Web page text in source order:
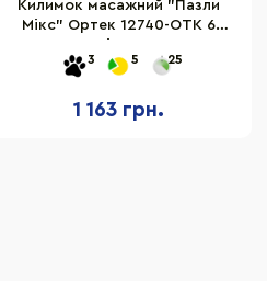
Килимок масажний "Пазли
Мікс" Ортек 12740-OTK 6
3 5 25
1 163 грн.